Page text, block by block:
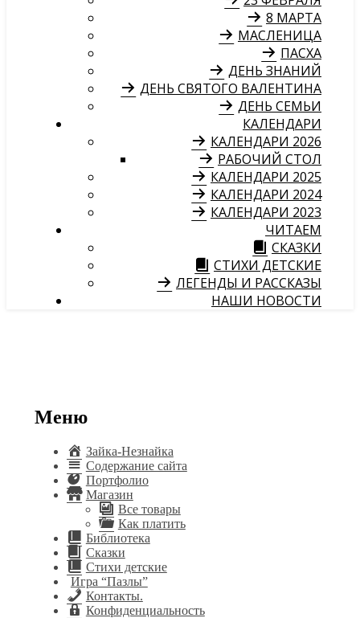
8 МАРТА
МАСЛЕНИЦА
ПАСХА
ДЕНЬ ЗНАНИЙ
ДЕНЬ СВЯТОГО ВАЛЕНТИНА
ДЕНЬ СЕМЬИ
КАЛЕНДАРИ
КАЛЕНДАРИ 2026
РАБОЧИЙ СТОЛ
КАЛЕНДАРИ 2025
КАЛЕНДАРИ 2024
КАЛЕНДАРИ 2023
ЧИТАЕМ
СКАЗКИ
СТИХИ ДЕТСКИЕ
ЛЕГЕНДЫ И РАССКАЗЫ
НАШИ НОВОСТИ
Меню
Зайка-Незнайка
Содержание сайта
Портфолио
Магазин
Все товары
Как платить
Библиотека
Сказки
Стихи детские
Игра “Пазлы”
Контакты.
Конфиденциальность